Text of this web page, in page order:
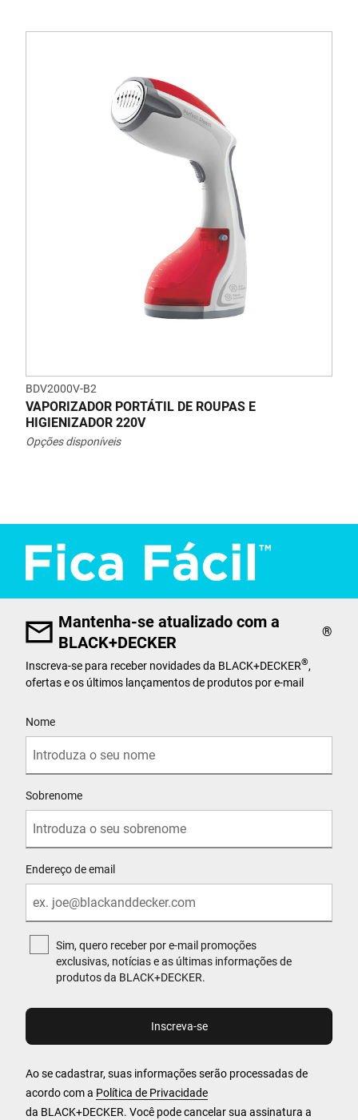
BDV2000V-B2
VAPORIZADOR PORTÁTIL DE ROUPAS E
HIGIENIZADOR 220V
Opções disponíveis
Mantenha-se atualizado com a
BLACK+DECKER
®
Inscreva-se para receber novidades da BLACK+DECKER®
ofertas e os últimos lançamentos de produtos por e-mail
Nome
Sobrenome
Endereço de email
Sim, quero receber por e-mail promoções
exclusivas, notícias e as últimas informações de
produtos da BLACK+DECKER.
Ao se cadastrar, suas informações serão processadas de
acordo com a Política de Privacidade
da BLACK+DECKER. Você pode cancelar sua assinatura a